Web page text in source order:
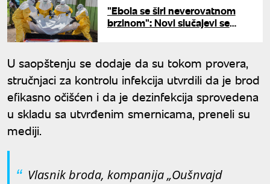
"Ebola se širi neverovatnom
brzinom": Novi slučajevi se
U saopštenju se dodaje da su tokom provera,
stručnjaci za kontrolu infekcija utvrdili da je brod
efikasno očišćen i da je dezinfekcija sprovedena
u skladu sa utvrđenim smernicama, preneli su
mediji.
Vlasnik broda, kompanija „Oušnvajd